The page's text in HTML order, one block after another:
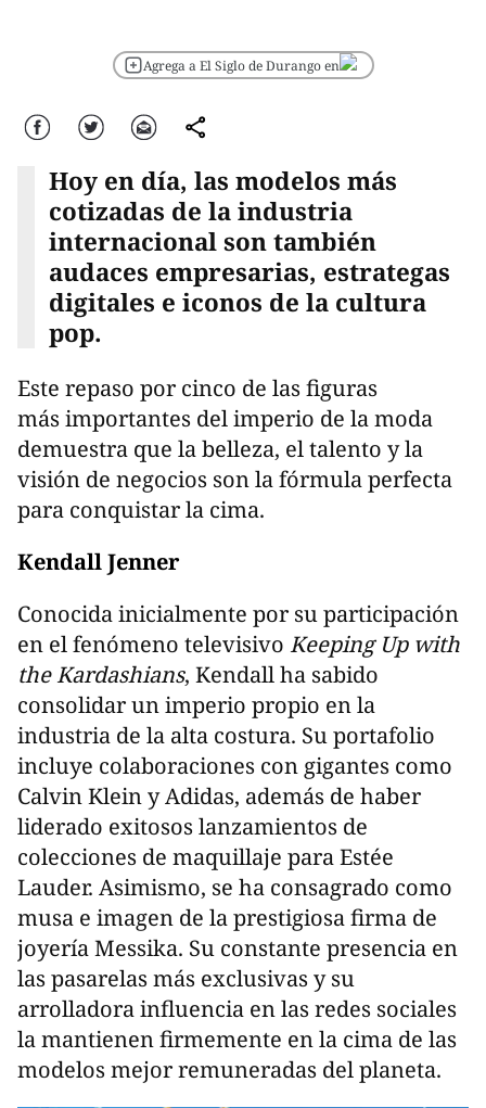
Agrega a El Siglo de Durango en
Facebook Twitter Correo comparte
Hoy en día, las modelos más
cotizadas de la industria
internacional son también
audaces empresarias, estrategas
digitales e iconos de la cultura
pop.
Este repaso por cinco de las figuras
más importantes del imperio de la moda
demuestra que la belleza, el talento y la
visión de negocios son la fórmula perfecta
para conquistar la cima.
Kendall Jenner
Conocida inicialmente por su participación
en el fenómeno televisivo Keeping Up with
the Kardashians, Kendall ha sabido
consolidar un imperio propio en la
industria de la alta costura. Su portafolio
incluye colaboraciones con gigantes como
Calvin Klein y Adidas, además de haber
liderado exitosos lanzamientos de
colecciones de maquillaje para Estée
Lauder. Asimismo, se ha consagrado como
musa e imagen de la prestigiosa firma de
joyería Messika. Su constante presencia en
las pasarelas más exclusivas y su
arrolladora influencia en las redes sociales
la mantienen firmemente en la cima de las
modelos mejor remuneradas del planeta.